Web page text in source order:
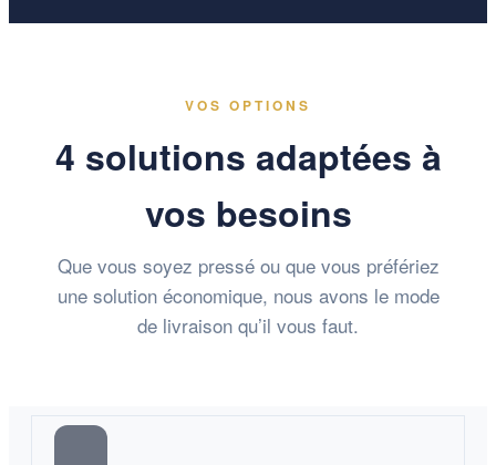
VOS OPTIONS
4 solutions adaptées à
vos besoins
Que vous soyez pressé ou que vous préfériez
une solution économique, nous avons le mode
de livraison qu’il vous faut.